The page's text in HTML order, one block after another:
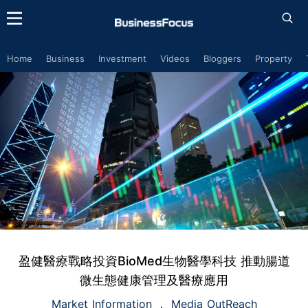
Home Business Investment Videos Bloggers Property
盈健醫療戰略投資BioMed生物醫學科技 推動腸道
微生態健康管理及醫療應用
Market Information Media OutReach